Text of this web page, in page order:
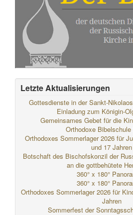
Letzte Aktualisierungen
Gottesdienste in der Sankt-
Einladung zum Königin-
Gemeinsames Gebet für die
Orthodoxe
Orthodoxes Sommerlager 2026 für
und 17 Jahren
Botschaft des Bischofskonzil der
an die gottbehütete
360° x 180°
360° x 180°
Orthodoxes Sommerlager 2026 für
Jahren
Sommerfest der